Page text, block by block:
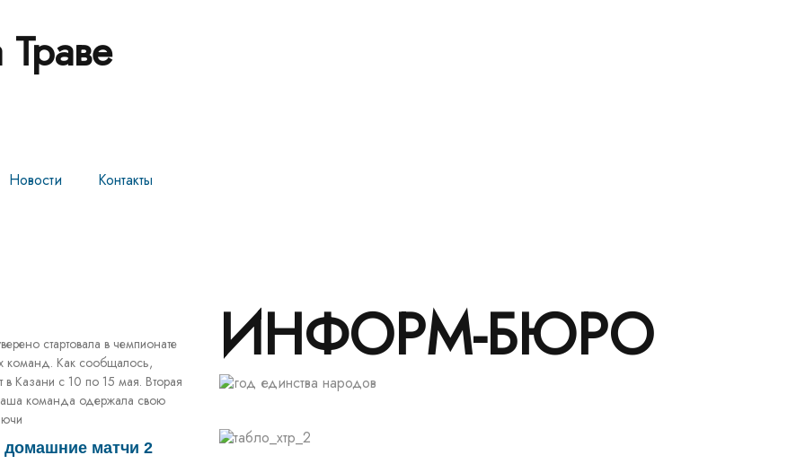
Новости Контакты
стартовала в чемпионате
команд. Как сообщалось,
Казани с 10 по 15 мая. Вторая
наша команда одержала свою
матчи 2
ИНФОРМ-БЮРО